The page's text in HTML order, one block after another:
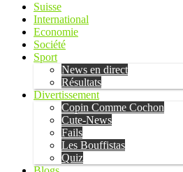
Suisse
International
Economie
Société
Sport
News en direct
Résultats
Divertissement
Copin Comme Cochon
Cute-News
Fails
Les Bouffistas
Quiz